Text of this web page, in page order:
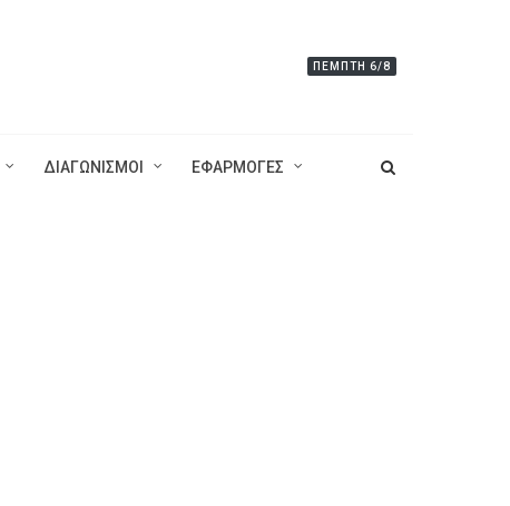
ΠΈΜΠΤΗ 6/8
ΔΙΑΓΩΝΙΣΜΟΙ ΕΦΑΡΜΟΓΕΣ